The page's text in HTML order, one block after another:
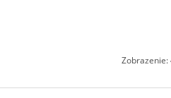
Zobrazenie: